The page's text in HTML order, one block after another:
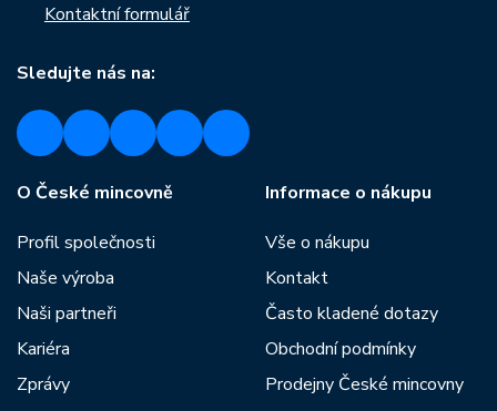
Kontaktní formulář
Sledujte nás na:
O České mincovně
Profil společnosti
Naše výroba
Naši partneři
Kariéra
Zprávy
Informace o nákupu
Vše o nákupu
Kontakt
Často kladené dotazy
Obchodní podmínky
Prodejny České mincovny